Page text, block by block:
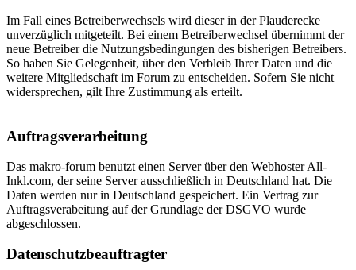
Im Fall eines Betreiberwechsels wird dieser in der Plauderecke
unverzüglich mitgeteilt. Bei einem Betreiberwechsel übernimmt der
neue Betreiber die Nutzungsbedingungen des bisherigen Betreibers.
So haben Sie Gelegenheit, über den Verbleib Ihrer Daten und die
weitere Mitgliedschaft im Forum zu entscheiden. Sofern Sie nicht
widersprechen, gilt Ihre Zustimmung als erteilt.
Auftragsverarbeitung
Das makro-forum benutzt einen Server über den Webhoster All-
Inkl.com, der seine Server ausschließlich in Deutschland hat. Die
Daten werden nur in Deutschland gespeichert. Ein Vertrag zur
Auftragsverabeitung auf der Grundlage der DSGVO wurde
abgeschlossen.
Datenschutzbeauftragter